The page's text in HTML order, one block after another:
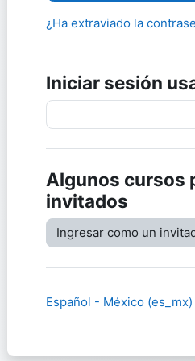
¿Ha extraviado la
Iniciar sesión
Algunos cursos
invitados
Ingresar como un
Español - México ‎(es_mx)‎